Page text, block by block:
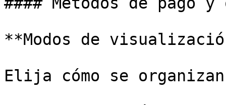
**Modos de
Elija cómo se